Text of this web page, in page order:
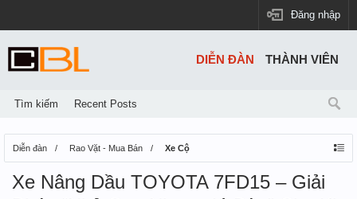
Đăng nhập
Diễn đàn Rao Vặt - Mua Bán Xe Cộ
Xe Nâng Dầu TOYOTA 7FD15 – Giải
DIỄN ĐÀN
Tìm kiếm Recent Posts
THÀNH VIÊN